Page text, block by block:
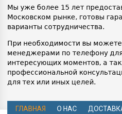
Мы уже более 15 лет
Московском рынке, готовы
варианты сотрудничества.
При необходимости вы можете
менеджерами по телефону
интересующих моментов, а
профессиональной
для тех или иных целей.
ГЛАВНАЯ О НАС